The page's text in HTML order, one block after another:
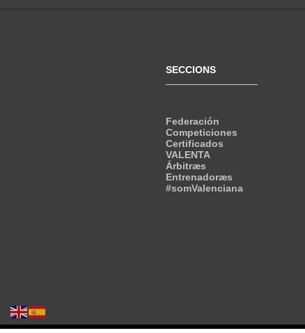
SECCIONS
Federación
Competiciones
Certificados
VALENTA
Árbitræs
Entrenadoræs
#somValenciana